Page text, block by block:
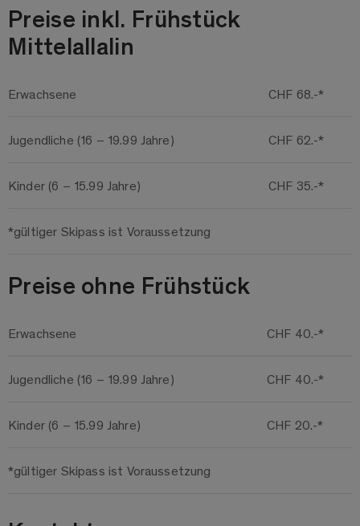
Preise inkl. Frühstück
Mittelallalin
Erwachsene CHF 68.-*
Jugendliche (16 – 19.99 Jahre) CHF 62.-*
Kinder (6 – 15.99 Jahre) CHF 35.-*
*gültiger Skipass ist Voraussetzung
Preise ohne Frühstück
Erwachsene CHF 40.-*
Jugendliche (16 – 19.99 Jahre) CHF 40.-*
Kinder (6 – 15.99 Jahre) CHF 20.-*
*gültiger Skipass ist Voraussetzung